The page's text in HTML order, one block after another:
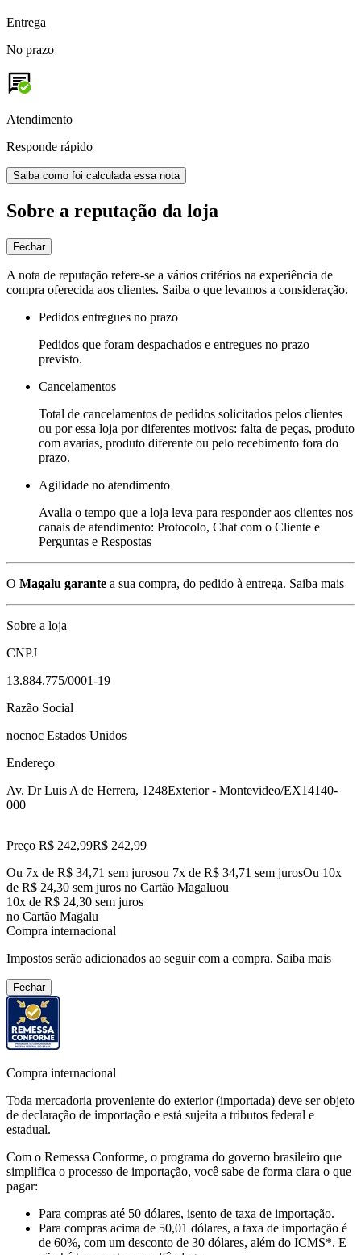
Entrega
No prazo
Atendimento
Responde rápido
Saiba como foi calculada essa nota
Sobre a reputação da loja
Fechar
A nota de reputação refere-se a vários critérios na experiência de
compra oferecida aos clientes. Saiba o que levamos a consideração.
Pedidos entregues no prazo
Pedidos que foram despachados e entregues no prazo
previsto.
Cancelamentos
Total de cancelamentos de pedidos solicitados pelos clientes
ou por essa loja por diferentes motivos: falta de peças, produto
com avarias, produto diferente ou pelo recebimento fora do
prazo.
Agilidade no atendimento
Avalia o tempo que a loja leva para responder aos clientes nos
canais de atendimento: Protocolo, Chat com o Cliente e
Perguntas e Respostas
O Magalu garante a sua compra, do pedido à entrega. Saiba mais
Sobre a loja
CNPJ
13.884.775/0001-19
Razão Social
nocnoc Estados Unidos
Endereço
Av. Dr Luis A de Herrera, 1248Exterior - Montevideo/EX14140-
000
Preço R$ 242,99R$ 242,99
Ou 7x de R$ 34,71 sem jurosou 7x de R$ 34,71 sem jurosOu 10x
de R$ 24,30 sem juros no Cartão Magaluou
10x de R$ 24,30 sem juros
no Cartão Magalu
Compra internacional
Impostos serão adicionados ao seguir com a compra. Saiba mais
Fechar
Compra internacional
Toda mercadoria proveniente do exterior (importada) deve ser objeto
de declaração de importação e está sujeita a tributos federal e
estadual.
Com o Remessa Conforme, o programa do governo brasileiro que
simplifica o processo de importação, você sabe de forma clara o que
pagar:
Para compras até 50 dólares, isento de taxa de importação.
Para compras acima de 50,01 dólares, a taxa de importação é
de 60%, com um desconto de 30 dólares, além do ICMS*. E